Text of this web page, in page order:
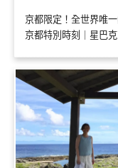
京都限定！全世界唯
京都特別時刻｜星巴